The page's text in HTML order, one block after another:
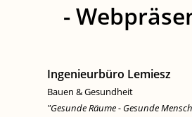
-
Ingenieurbüro Lemiesz
Bauen & Gesundheit
"Gesunde Räume - Gesunde